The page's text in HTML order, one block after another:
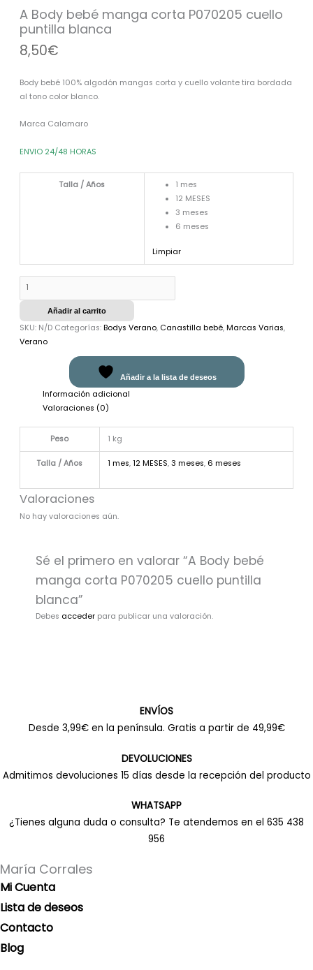
A Body bebé manga corta P070205 cuello
puntilla blanca
8,50€
Body bebé 100% algodón mangas corta y cuello volante tira bordada
al tono color blanco.
Marca Calamaro
ENVIO 24/48 HORAS
Talla / Años
1 mes
12 MESES
3 meses
6 meses
Limpiar
cuello
puntilla
blanca
cantidad
Añadir al carrito
SKU: N/D Categorías: Bodys Verano, Canastilla bebé, Marcas Varias,
Verano
Añadir a la lista de deseos
Información adicional
Valoraciones (0)
Peso 1 kg
Talla / Años 1 mes, 12 MESES, 3 meses, 6 meses
Valoraciones
No hay valoraciones aún.
Sé el primero en valorar “A Body bebé
manga corta P070205 cuello puntilla
blanca”
Debes acceder para publicar una valoración.
ENVÍOS
Desde 3,99€ en la península. Gratis a partir de 49,99€
DEVOLUCIONES
Admitimos devoluciones 15 días desde la recepción del producto
WHATSAPP
¿Tienes alguna duda o consulta? Te atendemos en el 635 438
956
María Corrales
Mi Cuenta
Lista de deseos
Contacto
Blog